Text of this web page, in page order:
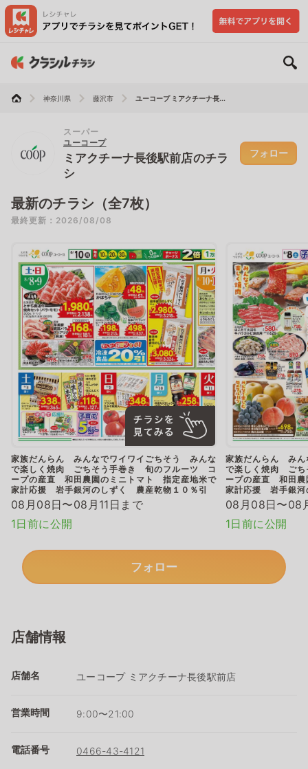
神奈川県 藤沢市 ユーコープ ミアクチーナ長...
スーパー
ユーコープ
ミアクチーナ長後駅前店のチラ
シ
フォロー
最新のチラシ（全7枚）
最終更新：2026/08/08
家族だんらん みんなでワイワイごちそう みんな
で楽しく焼肉 ごちそう手巻き 旬のフルーツ コ
ープの産直 和田農園のミニトマト 指定産地米で
家計応援 岩手銀河のしずく 農産乾物１０％引
08月08日〜08月11日まで
1日前に公開
家族だんらん みん
で楽しく焼肉 ご
ープの産直 和田
家計応援 岩手銀
08月08日〜08
1日前に公開
フォロー
店舗情報
店舗名 ユーコープ ミアクチーナ長後駅前店
営業時間 9:00〜21:00
電話番号 0466-43-4121